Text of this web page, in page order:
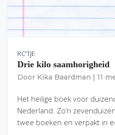
RC'TJE
Drie kilo saamhorigheid
Door Kika Baardman 11
Het heilige boek voor
Nederland. Zo’n
twee boeken en verpakt in